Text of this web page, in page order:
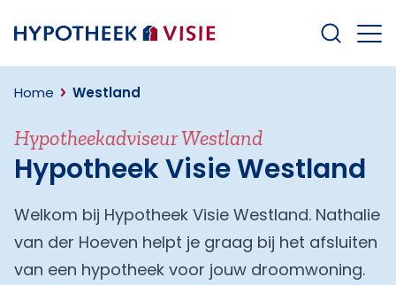
Terug naar home
Home Westland
Hypotheekadviseur Westland
Hypotheek Visie Westland
Welkom bij Hypotheek Visie Westland. Nathalie
van der Hoeven helpt je graag bij het afsluiten
van een hypotheek voor jouw droomwoning.